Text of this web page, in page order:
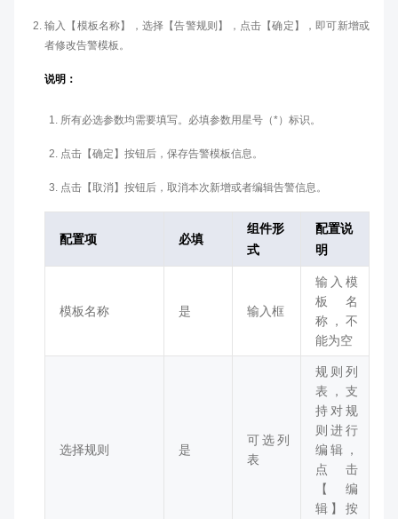
输入【模板名称】，选择【告警规则】，点击【确定】，即可新增或
者修改告警模板。
说明：
所有必选参数均需要填写。必填参数用星号（*）标识。
点击【确定】按钮后，保存告警模板信息。
点击【取消】按钮后，取消本次新增或者编辑告警信息。
配置项 必填
组件形
式
配置说
明
模板名称 是 输入框
输入模
板名
称，不
能为空
选择规则 是
可选列
表
规则列
表，支
持对规
则进行
编辑，
点击
【编
辑】按